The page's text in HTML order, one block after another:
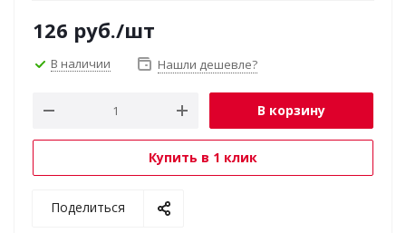
126 руб./шт
В наличии Нашли дешевле?
В корзину
Купить в 1 клик
Поделиться